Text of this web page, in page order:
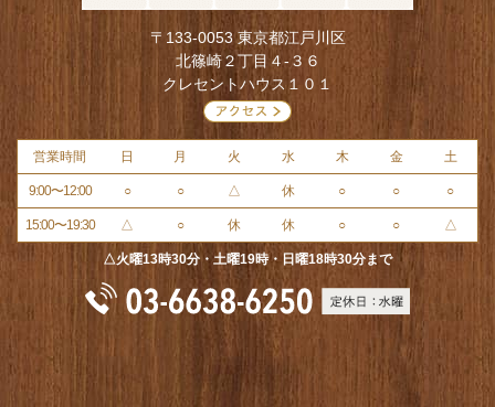
〒133-0053 東京都江戸川区
北篠崎２丁目４-３６
クレセントハウス１０１
営業時間 日 月 火 水 木 金 土
9:00〜12:00 ○ ○ △ 休 ○ ○ ○
15:00〜19:30 △ ○ 休 休 ○ ○ △
△火曜13時30分・土曜19時・日曜18時30分まで